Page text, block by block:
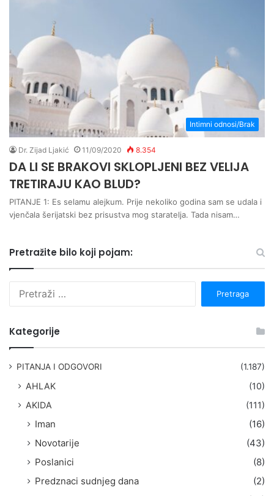
Intimni odnosi/Brak
Dr. Zijad Ljakić 11/09/2020 8.354
DA LI SE BRAKOVI SKLOPLJENI BEZ VELIJA
TRETIRAJU KAO BLUD?
PITANJE 1: Es selamu alejkum. Prije nekoliko godina sam se udala i
vjenčala šerijatski bez prisustva mog staratelja. Tada nisam…
Pretražite bilo koji pojam:
Kategorije
PITANJA I ODGOVORI (1.187)
AHLAK
(10)
AKIDA
(111)
Iman
(16)
Novotarije
(43)
Poslanici
(8)
Predznaci sudnjeg dana
(2)